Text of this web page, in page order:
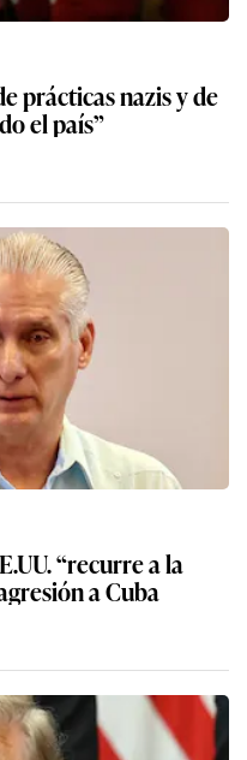
prácticas nazis y de
el país”
“recurre a la
a Cuba